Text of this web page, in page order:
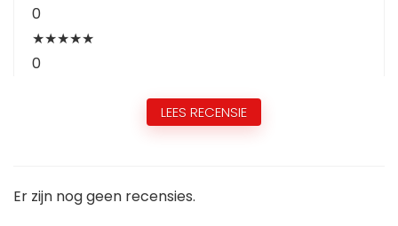
0
★★★★★
0
LEES RECENSIE
Er zijn nog geen recensies.